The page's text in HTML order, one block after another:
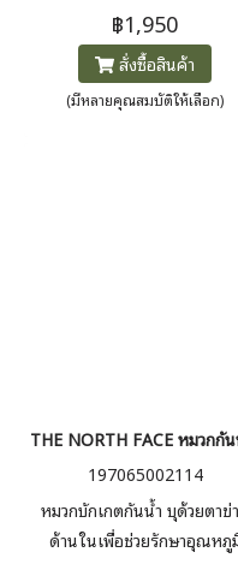
และระบายความชื้นอย่างมี
ประสิทธิภาพ รู้สึกแห้งสบายตล
การใช้งาน อีกทั้งยังสามารถพับเ
฿1,950
สั่งซื้อสินค้า
(มีหลายคุณสมบัติให้เลือก)
THE NORTH FACE หมวก
197065002114
หมวกบักเกตกันน้ำ บุด้วยตาข่
ด้านในเพื่อช่วยรักษาอุณหภู